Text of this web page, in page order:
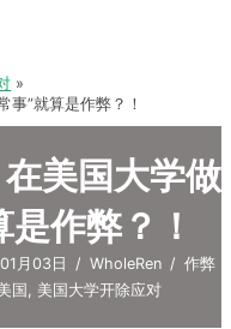
事”就算是作弊？！
在美国大学做
作弊？！
月03日 / WholeRen / 作弊
国 , 美国大学开除应对